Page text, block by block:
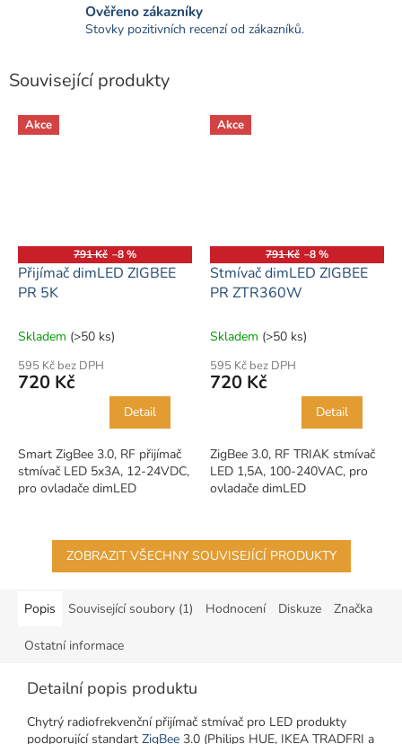
Ověřeno zákazníky
Stovky pozitivních recenzí od zákazníků.
Související produkty
Akce
791 Kč –8 %
Přijímač dimLED ZIGBEE
PR 5K
Skladem (>50 ks)
595 Kč bez DPH
720 Kč
Detail
Smart ZigBee 3.0, RF přijímač
stmívač LED 5x3A, 12-24VDC,
pro ovladače dimLED
Akce
791 Kč –8 %
Stmívač dimLED ZIGBEE
PR ZTR360W
Skladem (>50 ks)
595 Kč bez DPH
720 Kč
Detail
ZigBee 3.0, RF TRIAK stmívač
LED 1,5A, 100-240VAC, pro
ovladače dimLED
ZOBRAZIT VŠECHNY SOUVISEJÍCÍ PRODUKTY
Popis Související soubory (1) Hodnocení Diskuze Značka
Ostatní informace
Detailní popis produktu
Chytrý radiofrekvenční přijímač stmívač pro LED produkty
podporující standart ZigBee 3.0 (Philips HUE, IKEA TRADFRI a